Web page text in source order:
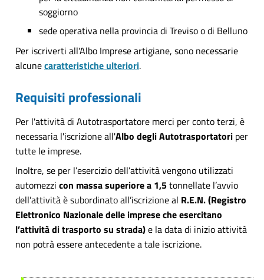
soggiorno
sede operativa nella provincia di Treviso o di Belluno
Per iscriverti all'Albo Imprese artigiane, sono necessarie
alcunecaratteristiche ulteriori.
Requisiti professionali
Per l'attività di Autotrasportatore merci per conto terzi, è
necessaria l'iscrizione all'Albo degli Autotrasportatori per
tutte le imprese.
Inoltre, se per l’esercizio dell’attività vengono utilizzati
automezzi con massa superiore a 1,5tonnellate l’avvio
dell’attività è subordinato all’iscrizione al R.E.N. (Registro
Elettronico Nazionale delle imprese che esercitano
l’attività di trasporto su strada)e la data di inizio attività
non potrà essere antecedente a tale iscrizione.